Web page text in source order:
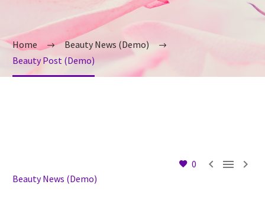
Home
Beauty News (Demo)
Beauty Post (Demo)
0   
Beauty News (Demo)